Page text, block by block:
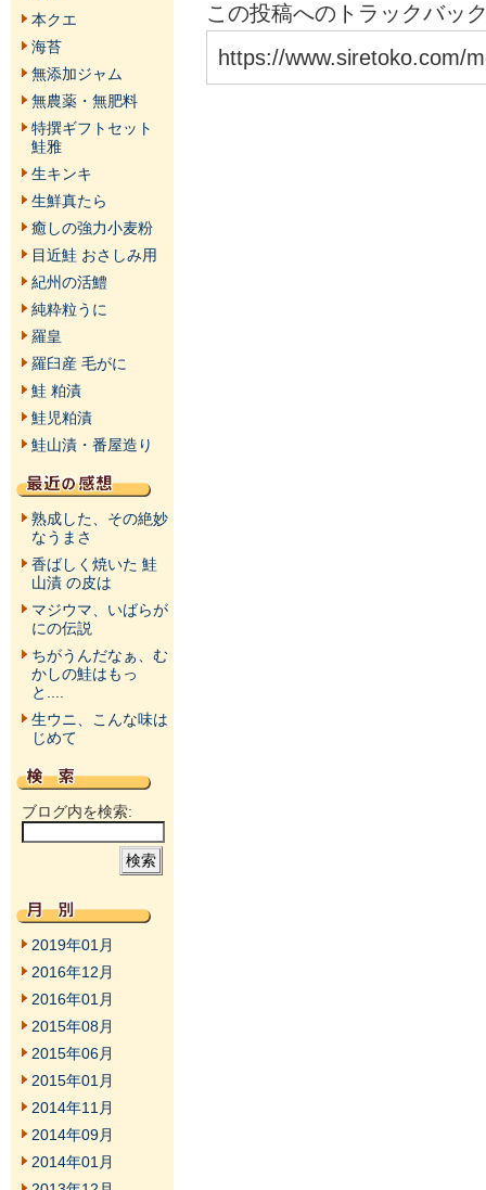
この投稿へのトラックバッ
https://www.siretoko.com/
本クエ
海苔
無添加ジャム
無農薬・無肥料
特撰ギフトセット
鮭雅
生キンキ
生鮮真たら
癒しの強力小麦粉
目近鮭 おさしみ用
紀州の活鱧
純粋粒うに
羅皇
羅臼産 毛がに
鮭 粕漬
鮭児粕漬
鮭山漬・番屋造り
熟成した、その絶妙
なうまさ
香ばしく焼いた 鮭
山漬 の皮は
マジウマ、いばらが
にの伝説
ちがうんだなぁ、む
かしの鮭はもっ
と....
生ウニ、こんな味は
じめて
ブログ内を検索:
2019年01月
2016年12月
2016年01月
2015年08月
2015年06月
2015年01月
2014年11月
2014年09月
2014年01月